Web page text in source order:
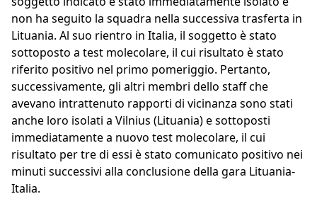
non ha seguito la squadra nella successiva trasferta in
Lituania. Al suo rientro in Italia, il soggetto è stato
sottoposto a test molecolare, il cui risultato è stato
riferito positivo nel primo pomeriggio. Pertanto,
successivamente, gli altri membri dello staff che
avevano intrattenuto rapporti di vicinanza sono stati
anche loro isolati a Vilnius (Lituania) e sottoposti
immediatamente a nuovo test molecolare, il cui
risultato per tre di essi è stato comunicato positivo nei
minuti successivi alla conclusione della gara Lituania-
Italia.